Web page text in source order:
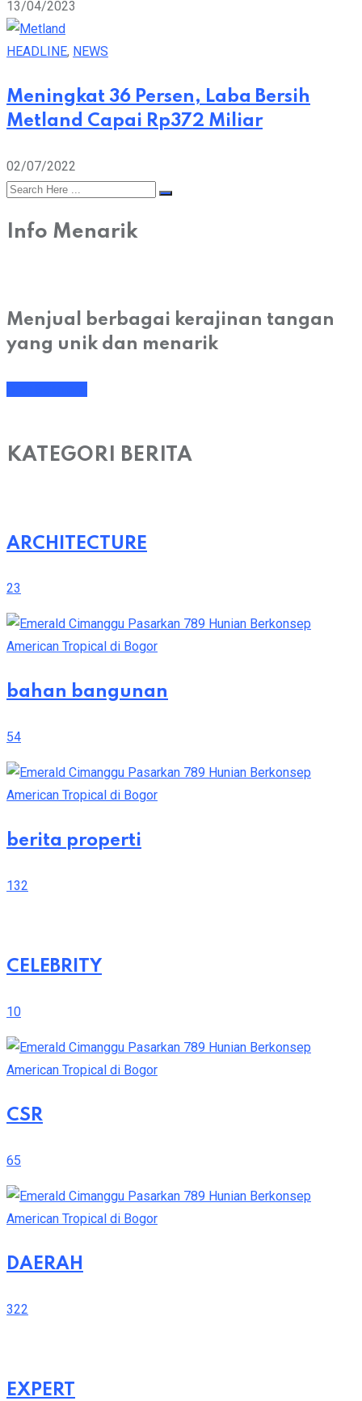
13/04/2023
HEADLINE, NEWS
Meningkat 36 Persen, Laba Bersih
Metland Capai Rp372 Miliar
02/07/2022
Info Menarik
Menjual berbagai kerajinan tangan
yang unik dan menarik
KATEGORI BERITA
ARCHITECTURE
23
bahan bangunan
54
berita properti
132
CELEBRITY
10
CSR
65
DAERAH
322
EXPERT